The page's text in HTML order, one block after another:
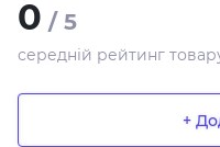
0 / 5
середній рейтинг
+